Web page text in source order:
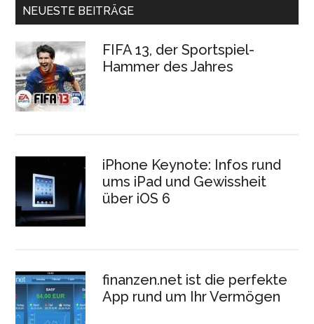
NEUESTE BEITRÄGE
FIFA 13, der Sportspiel-
Hammer des Jahres
iPhone Keynote: Infos rund
ums iPad und Gewissheit
über iOS 6
finanzen.net ist die perfekte
App rund um Ihr Vermögen